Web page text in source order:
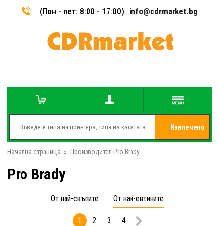
(Пон - пет: 8:00 - 17:00) info@cdrmarket.bg
Извлечено
Начална страница » Производител Pro Brady
Pro Brady
От най-скъпите От най-евтините
1 2 3 4